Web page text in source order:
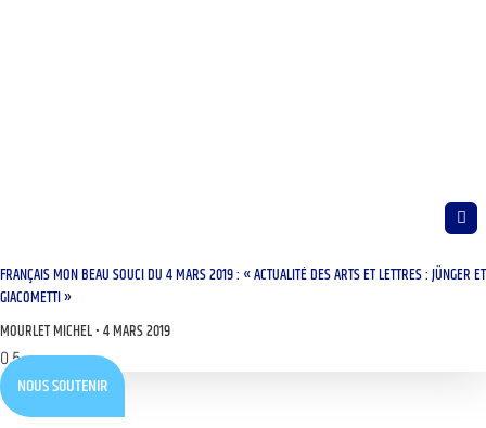
FRANÇAIS MON BEAU SOUCI DU 4 MARS 2019 : « ACTUALITÉ DES ARTS ET LETTRES : JÜNGER ET
GIACOMETTI »
MOURLET MICHEL 4 MARS 2019
NOUS SOUTENIR